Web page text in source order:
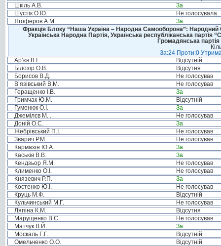
Шкіль А.В.
За
Шустік О.Ю.
Не голосувала
Ягоферов А.М.
За
Фракція Блоку “Наша Україна – Народна Самооборона”: Народний
Українська Народна Партія, Українська республіканська
Громадянська
За:24 Проти:0
Ар’єв В.І.
Відсутній
Білозір О.В.
Відсутня
Борисов В.Д.
Не голосував
В’язівський В.М.
Не голосував
Геращенко І.В.
За
Гримчак Ю.М.
Відсутній
Гуменюк О.І.
За
Джемілєв М. .
Не голосував
Доній О.С.
За
Жебрівський П.І.
Не голосував
Зварич Р.М.
Не голосував
Кармазін Ю.А.
За
Каськів В.В.
За
Кендзьор Я.М.
Не голосував
Клименко О.І.
Не голосував
Князевич Р.П.
За
Костенко Ю.І.
Не голосував
Круць М.Ф.
Відсутній
Кульчинський М.Г.
Не голосував
Ляпіна К.М.
Відсутня
Марущенко В.С.
Не голосував
Матчук В.Й.
За
Москаль Г.Г.
Відсутній
Омельченко О.О.
Відсутній